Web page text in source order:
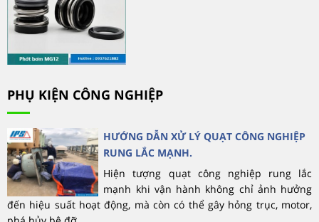
PHỤ KIỆN CÔNG NGHIỆP
HƯỚNG DẪN XỬ LÝ QUẠT CÔNG NGHIỆP
RUNG LẮC MẠNH.
Hiện tượng quạt công nghiệp rung lắc
mạnh khi vận hành không chỉ ảnh hưởng
đến hiệu suất hoạt động, mà còn có thể gây hỏng trục, motor,